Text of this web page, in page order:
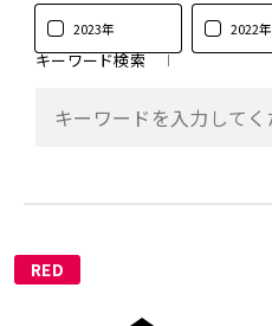
2023年 2022年
キーワード検索
RED